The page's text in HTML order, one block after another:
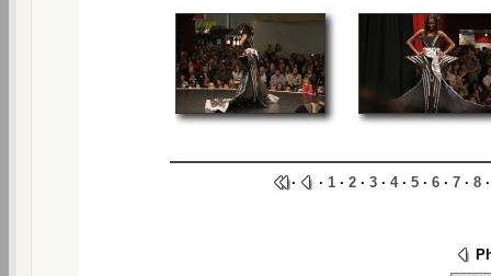
· · 1 · 2 · 3 · 4· 5 · 6 · 7 · 8